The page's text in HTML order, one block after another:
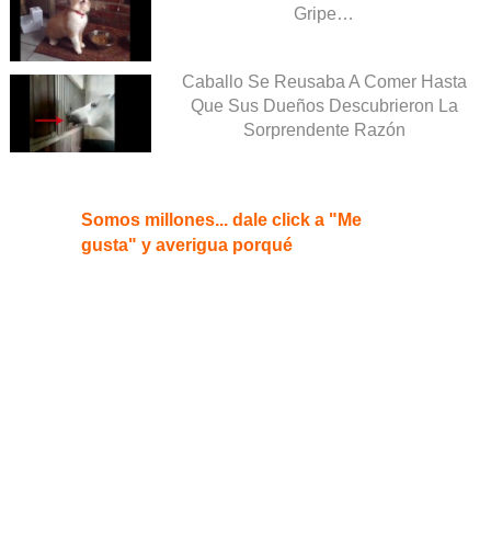
Gripe…
Caballo Se Reusaba A Comer Hasta
Que Sus Dueños Descubrieron La
Sorprendente Razón
Somos millones... dale click a "Me
gusta" y averigua porqué